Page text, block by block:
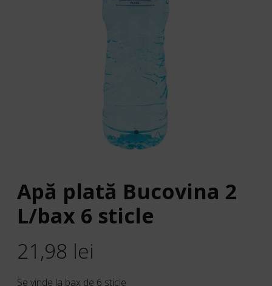
Apă plată Bucovina 2
L/bax 6 sticle
21,98 lei
Se vinde la bax de 6 sticle